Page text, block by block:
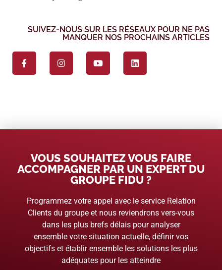
SUIVEZ-NOUS SUR LES RÉSEAUX POUR NE PAS
MANQUER NOS PROCHAINS ARTICLES
VOUS SOUHAITEZ VOUS FAIRE
ACCOMPAGNER PAR UN EXPERT DU
GROUPE FIDU ?
Programmez votre appel avec le service Relation
Clients du groupe et nous reviendrons vers-vous
dans les plus brefs délais pour analyser
ensemble votre situation actuelle, définir vos
objectifs et établir ensemble les solutions les plus
adéquates pour les atteindre